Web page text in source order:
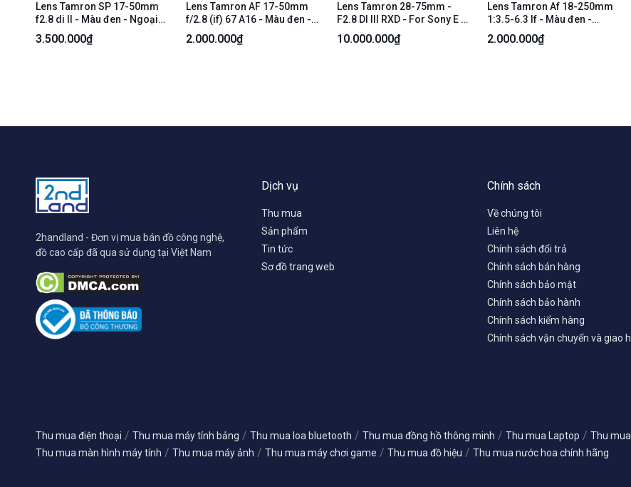
Lens Tamron SP 17-50mm
f2.8 di II - Màu đen - Ngoại
hình: 98% - Body
3.500.000₫
Lens Tamron AF 17-50mm
f/2.8 (if) 67 A16 - Màu đen -
Ngoại hình: 98% - Body
2.000.000₫
Lens Tamron 28-75mm -
F2.8 DI III RXD - For Sony E -
Màu đen - Ngoại hình: 96% -
Body
10.000.000₫
Lens Tamron Af 18-250mm
1:3.5-6.3 If - Màu đen -
Ngoại hình 98% - Bụi trong
nhẹ - Body
2.000.000₫
2handland - Đơn vị mua bán đồ công nghệ,
đồ cao cấp đã qua sử dụng tại Việt Nam
Dịch vụ
Thu mua
Sản phẩm
Tin tức
Sơ đồ trang web
Chính sách
Về chúng tôi
Liên hệ
Chính sách đổi trả
Chính sách bán hàng
Chính sách bảo mật
Chính sách bảo hành
Chính sách kiểm hàng
Chính sách vận chuyển và giao
Thu mua điện thoại / Thu mua máy tính bảng / Thu mua loa bluetooth / Thu mua đồng hồ thông minh / Thu mua Laptop / Thu
Thu mua màn hình máy tính / Thu mua máy ảnh / Thu mua máy chơi game / Thu mua đồ hiệu / Thu mua nước hoa chính hãng